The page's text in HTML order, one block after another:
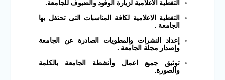
التغطية الاعلامية لزيارة الوفود والضيوف للجامعة.
التغطية الاعلامية لكافة المناسبات التى تحتفل بها
الجامعة .
إعداد النشرات والمطويات الصادرة عن الجامعة
وإصدار مجلة الجامعة .
توثيق جميع اعمال وأنشطة الجامعة بالكلمة
والصورة.